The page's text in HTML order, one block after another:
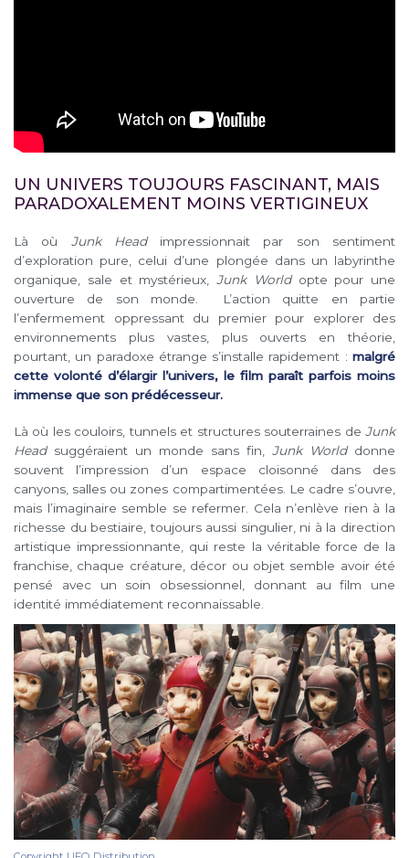
UN UNIVERS TOUJOURS FASCINANT, MAIS
PARADOXALEMENT MOINS VERTIGINEUX
Là où Junk Headimpressionnait par son sentiment
d’exploration pure, celui d’une plongée dans un labyrinthe
organique, sale et mystérieux, Junk Worldopte pour une
ouverture de son monde. L’action quitte en partie
l’enfermement oppressant du premier pour explorer des
environnements plus vastes, plus ouverts en théorie,
pourtant, un paradoxe étrange s’installe rapidement : malgré
cette volonté d’élargir l’univers, le film paraît parfois moins
immense que son prédécesseur.
Là où les couloirs, tunnels et structures souterraines de Junk
Headsuggéraient un monde sans fin, Junk Worlddonne
souvent l’impression d’un espace cloisonné dans des
canyons, salles ou zones compartimentées. Le cadre s’ouvre,
mais l’imaginaire semble se refermer. Cela n’enlève rien à la
richesse du bestiaire, toujours aussi singulier, ni à la direction
artistique impressionnante, qui reste la véritable force de la
franchise, chaque créature, décor ou objet semble avoir été
pensé avec un soin obsessionnel, donnant au film une
identité immédiatement reconnaissable.